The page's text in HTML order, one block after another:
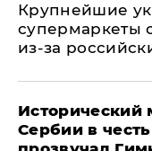
Крупнейшие
супермаркеты
из-за
Исторический
Сербии в